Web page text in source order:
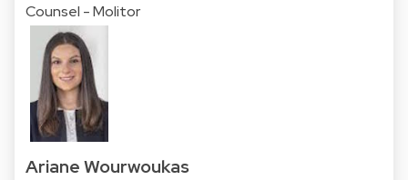
Counsel - Molitor
Ariane Wourwoukas